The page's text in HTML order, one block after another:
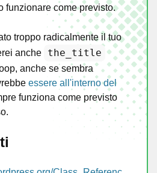
funzionare come previsto.
troppo radicalmente il tuo
anche
the_title
anche se sembra
essere all'interno del
funziona come previsto